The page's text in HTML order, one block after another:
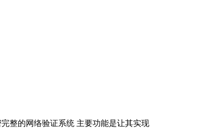
整的网络验证系统 主要功能是让其实现